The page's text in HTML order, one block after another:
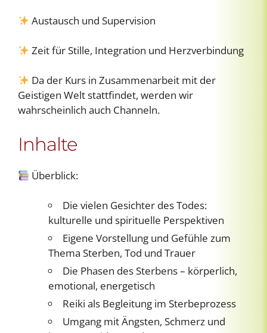
Austausch und Supervision
Zeit für Stille, Integration und Herzverbindung
Da der Kurs in Zusammenarbeit mit der
Geistigen Welt stattfindet, werden wir
wahrscheinlich auch Channeln.
Inhalte
Überblick:
Die vielen Gesichter des Todes:
kulturelle und spirituelle Perspektiven
Eigene Vorstellung und Gefühle zum
Thema Sterben, Tod und Trauer
Die Phasen des Sterbens – körperlich,
emotional, energetisch
Reiki als Begleitung im Sterbeprozess
Umgang mit Ängsten, Schmerz und